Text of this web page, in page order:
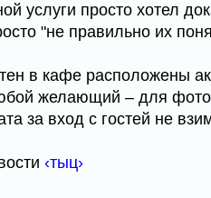
услуги просто хотел
"не правильно их
в кафе расположены
желающий – для
за вход с гостей не
‹тыц›